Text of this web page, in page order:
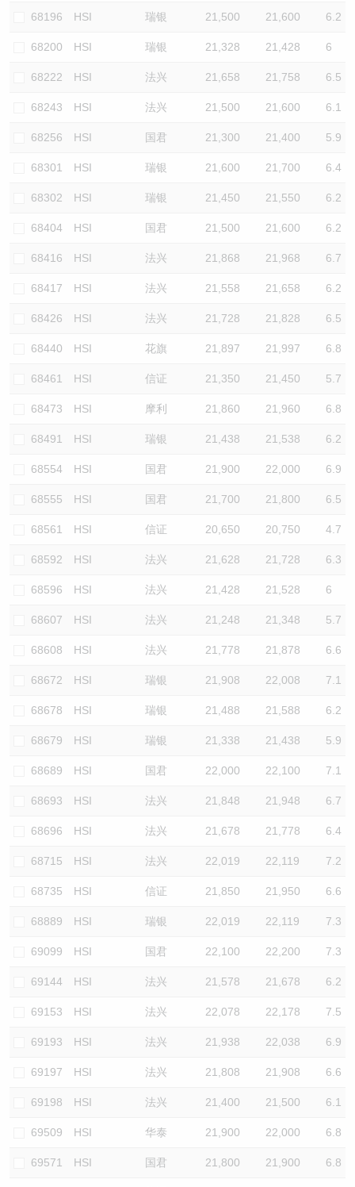
68196 HSI 瑞银 21,500 21,600 6.2
68200 HSI 瑞银 21,328 21,428 6
68222 HSI 法兴 21,658 21,758 6.5
68243 HSI 法兴 21,500 21,600 6.1
68256 HSI 国君 21,300 21,400 5.9
68301 HSI 瑞银 21,600 21,700 6.4
68302 HSI 瑞银 21,450 21,550 6.2
68404 HSI 国君 21,500 21,600 6.2
68416 HSI 法兴 21,868 21,968 6.7
68417 HSI 法兴 21,558 21,658 6.2
68426 HSI 法兴 21,728 21,828 6.5
68440 HSI 花旗 21,897 21,997 6.8
68461 HSI 信证 21,350 21,450 5.7
68473 HSI 摩利 21,860 21,960 6.8
68491 HSI 瑞银 21,438 21,538 6.2
68554 HSI 国君 21,900 22,000 6.9
68555 HSI 国君 21,700 21,800 6.5
68561 HSI 信证 20,650 20,750 4.7
68592 HSI 法兴 21,628 21,728 6.3
68596 HSI 法兴 21,428 21,528 6
68607 HSI 法兴 21,248 21,348 5.7
68608 HSI 法兴 21,778 21,878 6.6
68672 HSI 瑞银 21,908 22,008 7.1
68678 HSI 瑞银 21,488 21,588 6.2
68679 HSI 瑞银 21,338 21,438 5.9
68689 HSI 国君 22,000 22,100 7.1
68693 HSI 法兴 21,848 21,948 6.7
68696 HSI 法兴 21,678 21,778 6.4
68715 HSI 法兴 22,019 22,119 7.2
68735 HSI 信证 21,850 21,950 6.6
68889 HSI 瑞银 22,019 22,119 7.3
69099 HSI 国君 22,100 22,200 7.3
69144 HSI 法兴 21,578 21,678 6.2
69153 HSI 法兴 22,078 22,178 7.5
69193 HSI 法兴 21,938 22,038 6.9
69197 HSI 法兴 21,808 21,908 6.6
69198 HSI 法兴 21,400 21,500 6.1
69509 HSI 华泰 21,900 22,000 6.8
69571 HSI 国君 21,800 21,900 6.8